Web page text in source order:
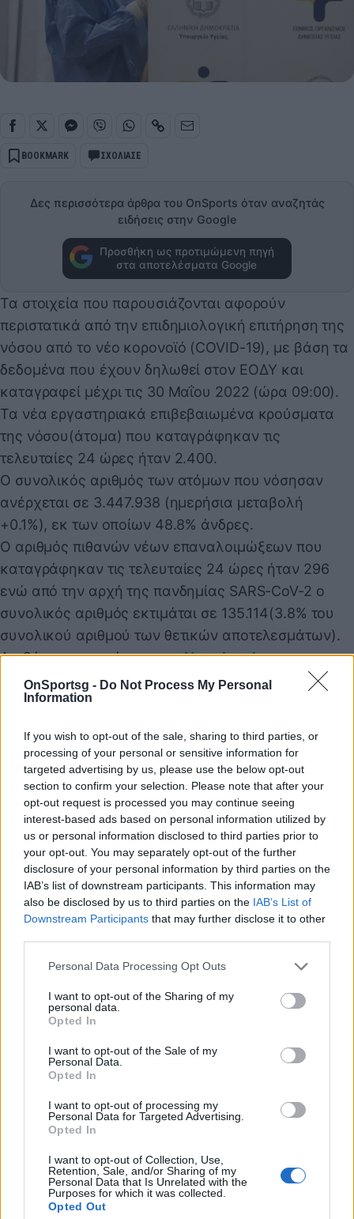
OnSportsg - Do Not Process My Personal
Information
If you wish to opt-out of the sale, sharing to third parties, or
processing of your personal or sensitive information for
targeted advertising by us, please use the below opt-out
section to confirm your selection. Please note that after your
opt-out request is processed you may continue seeing
interest-based ads based on personal information utilized by
us or personal information disclosed to third parties prior to
your opt-out. You may separately opt-out of the further
disclosure of your personal information by third parties on the
IAB’s list of downstream participants. This information may
also be disclosed by us to third parties on the IAB’s List of
Downstream Participants that may further disclose it to other
Personal Data Processing Opt Outs
I want to opt-out of the Sharing of my
personal data.
Opted In
I want to opt-out of the Sale of my
Personal Data.
Opted In
I want to opt-out of processing my
Personal Data for Targeted Advertising.
Opted In
I want to opt-out of Collection, Use,
Retention, Sale, and/or Sharing of my
Personal Data that Is Unrelated with the
Purposes for which it was collected.
Opted Out
BOOKMARK ΣΧΟΛΙΑΣΕ
Δες περισσότερα άρθρα του OnSports όταν αναζητάς
ειδήσεις στην Google
Προσθήκη ως προτιμώμενη πηγή
στα αποτελέσματα Google
Τα στοιχεία που παρουσιάζονται αφορούν
περιστατικά από την επιδημιολογική επιτήρηση της
νόσου από το νέο κορονοϊό (COVID-19), με βάση τα
δεδομένα που έχουν δηλωθεί στον ΕΟΔΥ και
καταγραφεί μέχρι τις 30 Μαΐου 2022 (ώρα 09:00).
Τα νέα εργαστηριακά επιβεβαιωμένα κρούσματα
της νόσου(άτομα) που καταγράφηκαν τις
τελευταίες 24 ώρες ήταν 2.400.
Ο συνολικός αριθμός των ατόμων που νόσησαν
ανέρχεται σε 3.447.938 (ημερήσια μεταβολή
+0.1%), εκ των οποίων 48.8% άνδρες.
Ο αριθμός πιθανών νέων επαναλοιμώξεων που
καταγράφηκαν τις τελευταίες 24 ώρες ήταν 296
ενώ από την αρχή της πανδημίας SARS-CoV-2 ο
συνολικός αριθμός εκτιμάται σε 135.114(3.8% του
συνολικού αριθμού των θετικών αποτελεσμάτων).
Διαβάστε περισσότερα στοNewsbomb.gr
νέο Mobile App
Κρούσματα Κρούσματα σήμερα
Κρούσματα κορονοϊού
Συνδεθείτε για να σχολιάσετε
LATEST NEWS
SUPER LEAGUE
το βλέμμα της τίγρης στα μάτια σου»
GREEK BASKET LEAGUE
ΠΑΟΚ: Στη Θεσσαλονίκη και ο Μουρ - «'Εμεινα για να